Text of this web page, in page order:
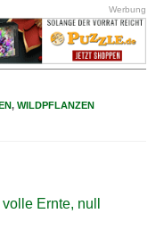
Werbung
, WILDPFLANZEN
Ernte, null